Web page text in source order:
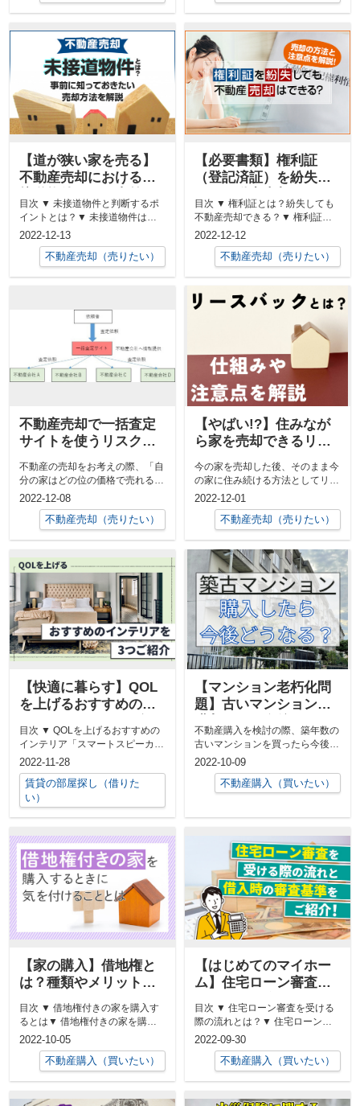
【道が狭い家を売る】
不動産売却における未
知っておきたい売却方
法を解説
目次 ▼ 未接道物件と判断するポ
イントとは？▼ 未接道物件は売
却できる？▼ 未接道物件を売却
する...
2022-12-13
不動産売却（売りたい）
【必要書類】権利証
（登記済証）を紛失し
る？売却の方法と注意
点を解説！
目次 ▼ 権利証とは？紛失しても
不動産売却できる？▼ 権利証を
紛失しても不動産売却する方法
は？▼...
2022-12-12
不動産売却（売りたい）
不動産売却で一括査定
サイトを使うリスクと
トを解説
不動産の売却をお考えの際、「自
分の家はどの位の価格で売れるの
だろう」と気になる方も多いでし
ょう。イン...
2022-12-08
不動産売却（売りたい）
【やばい!?】住みなが
ら家を売却できるリー
やメリット・デメリッ
トを解説
今の家を売却した後、そのまま今
の家に住み続ける方法としてリー
スバックがあります。リースバッ
クは、使い...
2022-12-01
不動産売却（売りたい）
【快適に暮らす】QOL
を上げるおすすめのイ
目次 ▼ QOLを上げるおすすめの
インテリア「スマートスピーカ
ー」▼ QOLを上げるおすすめの
イ...
2022-11-28
賃貸の部屋探し（借りた
い）
【マンション老朽化問
題】古いマンションを
る？
不動産購入を検討の際、築年数の
古いマンションを買ったら今後ど
うなるんだろうと考えたことはあ
りませんか...
2022-10-09
不動産購入（買いたい）
【家の購入】借地権と
は？種類やメリットデ
く解説
目次 ▼ 借地権付きの家を購入す
るとは▼ 借地権付きの家を購入
するメリットとデメリット▼ 借
地権...
2022-10-05
不動産購入（買いたい）
【はじめてのマイホー
ム】住宅ローン審査を
時の審査基準をご紹
介！
目次 ▼ 住宅ローン審査を受ける
際の流れとは？▼ 住宅ローンを
組む際の審査基準▼ 住宅ローン
審査...
2022-09-30
不動産購入（買いたい）